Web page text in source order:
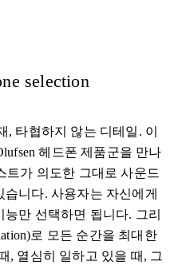
selection
, 타협하지 않는 디테일. 이
헤드폰 제품군을 만나
트가 의도한 그대로 사운드
니다. 사용자는 자신에게
만 선택하면 됩니다. 그리
로 모든 순간을 최대한
, 열심히 일하고 있을 때, 그